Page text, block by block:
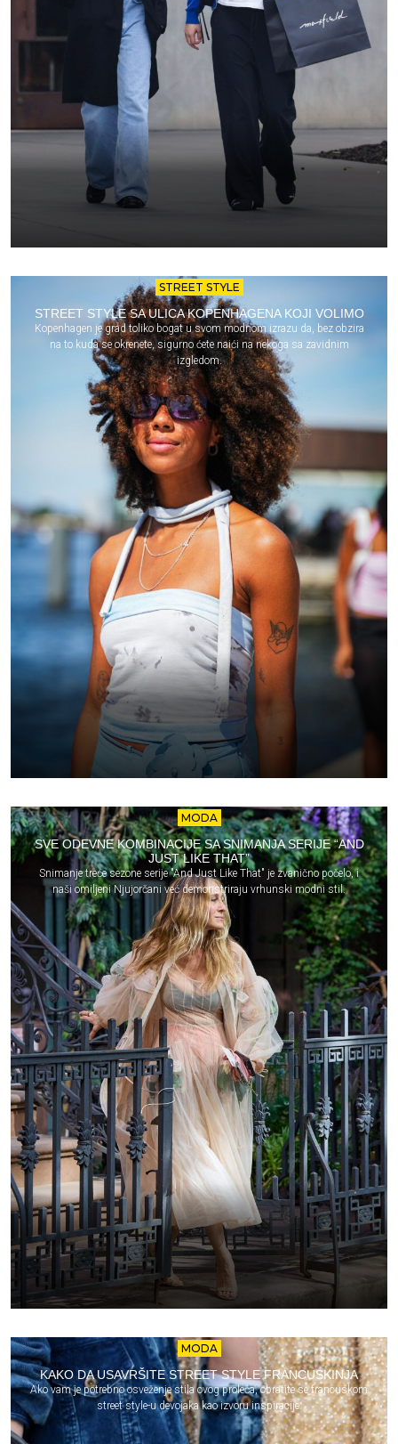
STREET STYLE
STREET STYLE SA ULICA KOPENHAGENA KOJI VOLIMO
Kopenhagen je grad toliko bogat u svom modnom izrazu da, bez obzira
na to kuda se okrenete, sigurno ćete naići na nekoga sa zavidnim
izgledom.
MODA
SVE ODEVNE KOMBINACIJE SA SNIMANJA SERIJE “AND
JUST LIKE THAT”
Snimanje treće sezone serije "And Just Like That" je zvanično počelo, i
naši omiljeni Njujorčani već demonstriraju vrhunski modni stil.
MODA
KAKO DA USAVRŠITE STREET STYLE FRANCUSKINJA
Ako vam je potrebno osveženje stila ovog proleća, obratite se francuskom
street style-u devojaka kao izvoru inspiracije.